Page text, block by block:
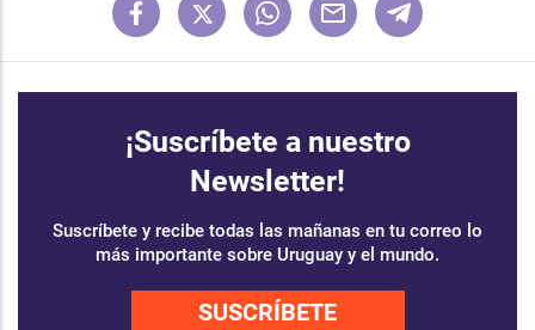
¡Suscríbete a nuestro
Newsletter!
Suscríbete y recibe todas las mañanas en tu correo lo
más importante sobre Uruguay y el mundo.
SUSCRÍBETE